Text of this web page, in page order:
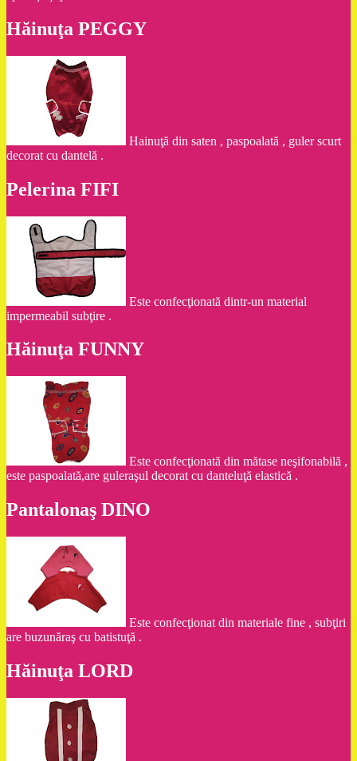
Hăinuţa PEGGY
Hainuţă din saten , paspoalată , guler scurt
decorat cu dantelă .
Pelerina FIFI
Este confecţionată dintr-un material
impermeabil subţire .
Hăinuţa FUNNY
Este confecţionată din mătase neşifonabilă ,
este paspoalată,are guleraşul decorat cu danteluţă elastică .
Pantalonaş DINO
Este confecţionat din materiale fine , subţiri
are buzunăraş cu batistuţă .
Hăinuţa LORD